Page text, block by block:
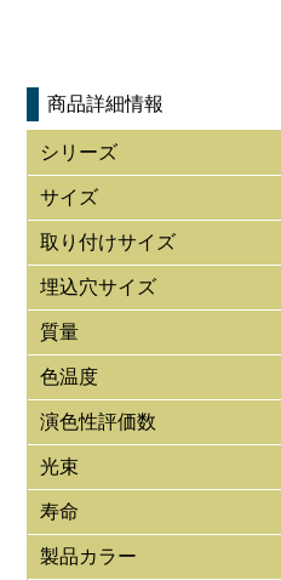
商品詳細情報
シリーズ
サイズ
取り付けサイズ
埋込穴サイズ
質量
色温度
演色性評価数
光束
寿命
製品カラー